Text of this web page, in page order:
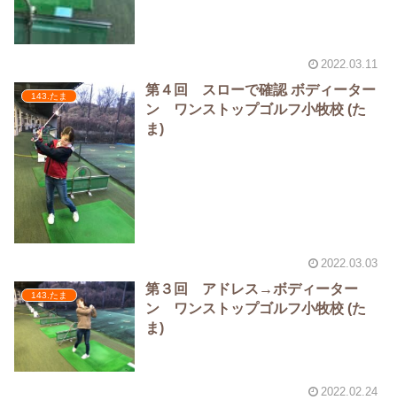
2022.03.11
143.たま
第４回 スローで確認 ボディーター
ン ワンストップゴルフ小牧校 (た
ま)
2022.03.03
143.たま
第３回 アドレス→ボディーター
ン ワンストップゴルフ小牧校 (た
ま)
2022.02.24